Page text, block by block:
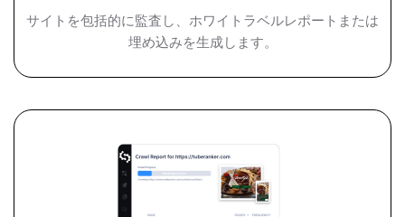
サイトを包括的に監査し、ホワイトラベルレポートまたは
埋め込みを生成します。